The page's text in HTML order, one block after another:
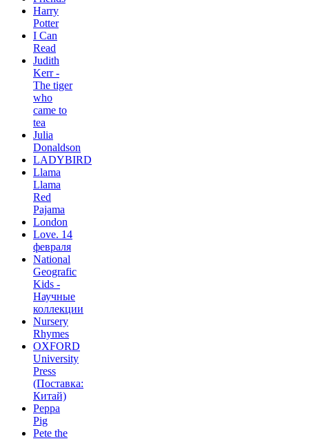
Harry
Potter
I Can
Read
Judith
Kerr -
The tiger
who
came to
tea
Julia
Donaldson
LADYBIRD
Llama
Llama
Red
Pajama
London
Love. 14
февраля
National
Geografic
Kids -
Научные
коллекции
Nursery
Rhymes
OXFORD
University
Press
(Поставка:
Китай)
Peppa
Pig
Pete the